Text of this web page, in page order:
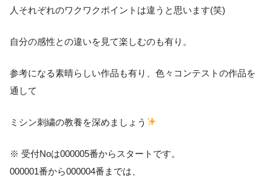
人それぞれのワクワクポイントは違うと思います(笑)
自分の感性との違いを見て楽しむのも有り。
参考になる素晴らしい作品も有り、色々コンテストの作品を
通して
ミシン刺繍の教養を深めましょう
※ 受付Noは000005番からスタートです。
000001番から000004番までは、